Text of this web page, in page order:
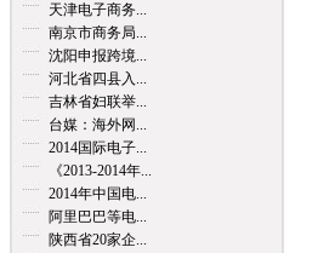
天津电子商务...
南京市商务局...
沈阳申报跨境...
河北省四县入...
吉林省妇联举...
台媒：海外网...
2014国际电子...
《2013-2014年...
2014年中国电...
阿里巴巴等电...
陕西省20家企...